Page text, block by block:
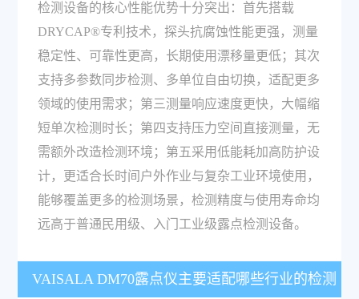
检测设备的核心性能优势十分突出：首先搭载
DRYCAP®专利技术，探头抗腐蚀性能更强，测量
稳定性、可靠性更高，长期使用漂移量更低；其次
支持多参数同步检测、多单位自由切换，适配更多
领域的使用需求；第三测量响应速度更快，大幅缩
短单次检测时长；第四支持压力空间直接测量，无
需额外改造检测环境；第五采用低能耗加高防护设
计，更适合长时间户外作业与复杂工业环境使用，
能够覆盖更多的检测场景，检测精度与使用寿命均
远高于普通民用级、入门工业级露点检测设备。
VAISALA DM70露点仪主要适配哪些行业的检测